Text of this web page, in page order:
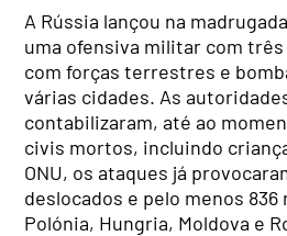
A Rússia lançou na
uma ofensiva militar com
com forças terrestres e
várias cidades. As
contabilizaram, até ao
civis mortos, incluindo
ONU, os ataques já
deslocados e pelo menos
Polónia, Hungria, Moldova e